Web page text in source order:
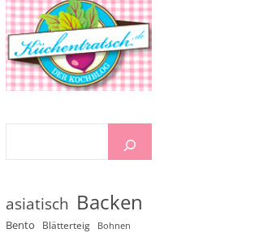
asiatisch Backen
Bento Blätterteig Bohnen